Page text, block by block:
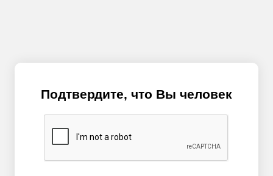
Подтвердите, что Вы человек